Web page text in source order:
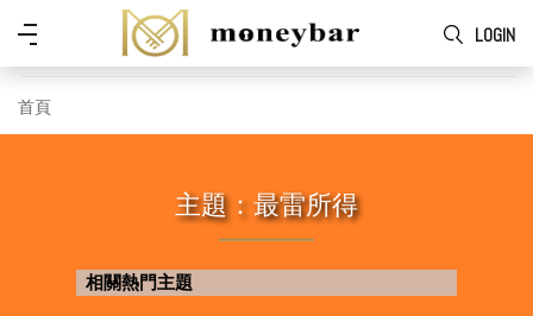
Skip to main content
LOGIN
功
首頁
主題：最雷所得
相關熱門主題